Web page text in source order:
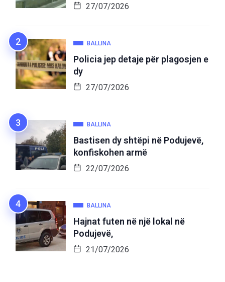
27/07/2026
BALLINA
Policia jep detaje për plagosjen e
dy
27/07/2026
BALLINA
Bastisen dy shtëpi në Podujevë,
konfiskohen armë
22/07/2026
BALLINA
Hajnat futen në një lokal në
Podujevë,
21/07/2026